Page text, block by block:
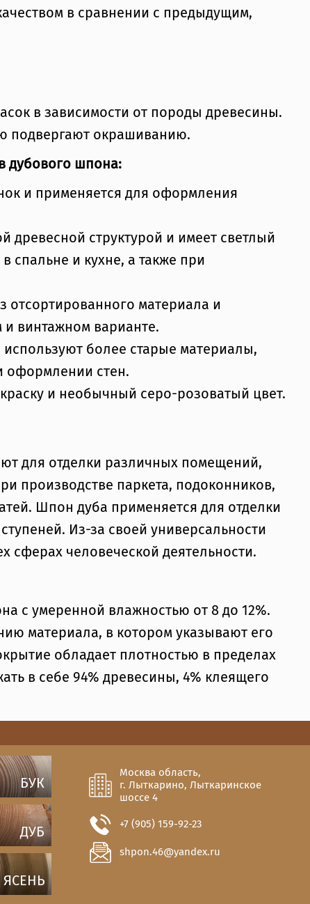
в сравнении с предыдущим,
в зависимости от породы древесины.
подвергают окрашиванию.
дубового шпона:
и применяется для оформления
древесной структурой и имеет светлый
спальне и кухне, а также при
отсортированного материала и
винтажном варианте.
более старые материалы,
оформлении стен.
и необычный серо-розоватый цвет.
для отделки различных помещений,
производстве паркета, подоконников,
Шпон дуба применяется для отделки
Из-за своей универсальности
сферах человеческой деятельности.
с умеренной влажностью от 8 до 12%.
материала, в котором указывают его
обладает плотностью в пределах
в себе 94% древесины, 4% клеящего
БУК
ДУБ
ЯСЕНЬ
Москва область,
г. Лыткарино, Лыткаринское
шоссе 4
+7 (905) 159-92-23
shpon.46@yandex.ru